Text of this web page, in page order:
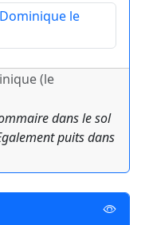
(le
dans le sol
puits dans